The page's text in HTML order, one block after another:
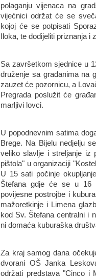
polaganju vijenaca na
vijećnici održat će se
kojoj će se potpisati
Iloka, te dodijeliti priznanja
Sa završetkom sjednice u
druženje sa građanima na
zauzet će pozornicu, a
Pregrada poslužit će
marljivi lovci.
U popodnevnim satima
Brege. Na Bijelu nedjelju
veliko slavlje i streljanje iz
pištola" u organizaciji
U 15 sati počinje
Štefana gdje će se u 16
povijesne postrojbe i
mažoretkinje i Limena
kod Sv. Štefana centralni i
ni domaća kuburaška
Za kraj samog dana
dvorani OŠ Janka
održati predstava "Cinco i